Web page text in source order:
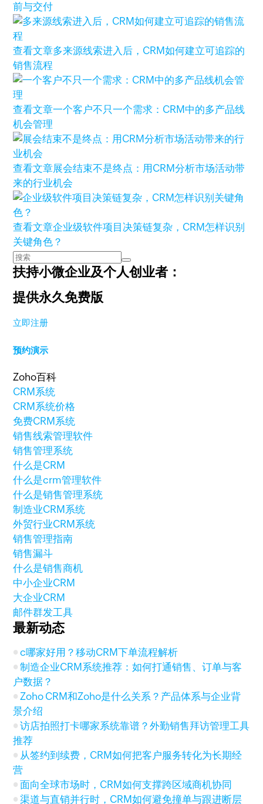
前与交付
查看文章多来源线索进入后，CRM如何建立可追踪的
销售流程
查看文章一个客户不只一个需求：CRM中的多产品线
机会管理
查看文章展会结束不是终点：用CRM分析市场活动带
来的行业机会
查看文章企业级软件项目决策链复杂，CRM怎样识别
关键角色？
扶持小微企业及个人创业者：
提供永久免费版
立即注册
预约演示
Zoho百科
CRM系统
CRM系统价格
免费CRM系统
销售线索管理软件
销售管理系统
什么是CRM
什么是crm管理软件
什么是销售管理系统
制造业CRM系统
外贸行业CRM系统
销售管理指南
销售漏斗
什么是销售商机
中小企业CRM
大企业CRM
邮件群发工具
最新动态
c哪家好用？移动CRM下单流程解析
制造企业CRM系统推荐：如何打通销售、订单与客
户数据？
Zoho CRM和Zoho是什么关系？产品体系与企业背
景介绍
访店拍照打卡哪家系统靠谱？外勤销售拜访管理工具
推荐
从签约到续费，CRM如何把客户服务转化为长期经
营
面向全球市场时，CRM如何支撑跨区域商机协同
渠道与直销并行时，CRM如何避免撞单与跟进断层